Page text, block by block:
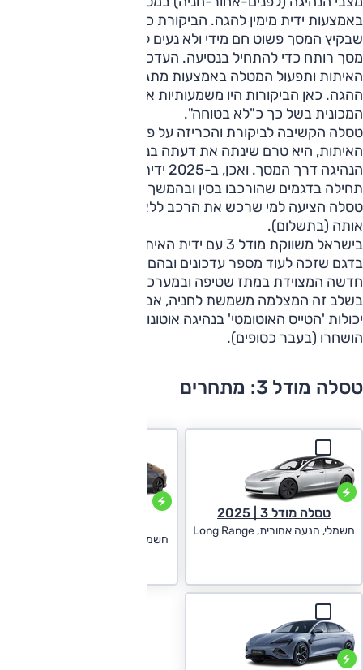
באמצעות ידית מימין להגה. הביקורת כאן נגעה בעיקר לעובדה
שבקיץ המסך פשוט חם מידי ולא נעים להחליק את האצבע על
מסך רותח כדי להתחיל בנסיעה. העדכון השני הביא לביטול ידית
האיתות ותפעול המטלה באמצעות מתגים חדשים על גלגל
ההגה. כאן הביקורות היו משמעותיות אף יותר והיו שהגדירו את
המכונית בשל כך כ"לא בטוחה".
טסלה הקשיבה לביקורת והכריזה על פניית פרסה בנוגע לידית
האיתות, היא טרם שינתה את דעתה בנוגע לתפעול בורר מצבי
הנהיגה דרך המסך. ואכן, ב-2025 ידית האיתות עשתה קאמבק,
תחילה בדגמים שהורכבו בסין ובהמשך באלה שהורכבו בארה"ב;
טסלה הציעה למי שרכש את הרכב ללא הידית, אפשרות להוסיף
אותה (בתשלום).
בדגם שזכה לעוד מספר עדכונים ובהם: הוספת מצלמה קדמית
חדשה המצוידת במתז שטיפה ובמערכת חימום למניעת אדים.
בשלב זה המצלמה משמשת לחניה, אבל בעתיד היא תשפר את
יכולות 'הטייס האוטומטי' בנהיגה אוטונומית. בנוסף, הסמלים
הושחרו (בעבר כסופים).
טסלה מודל 3: מתחרים
טסלה מודל 3 | 2025
חשמלי, הנעה אחורית, Long Range